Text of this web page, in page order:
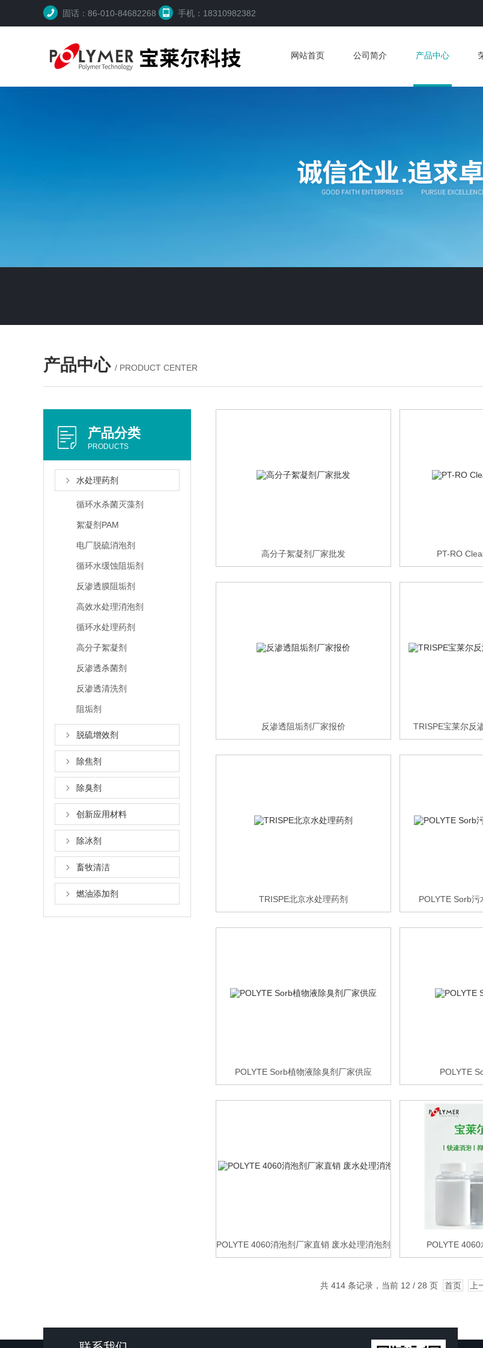
固话：86-010-84682268 手机：18310982382
网站首页 公司简介 产品中心
产品中心 / PRODUCT CENTER
产品分类
PRODUCTS
水处理药剂
循环水杀菌灭藻剂
絮凝剂PAM
电厂脱硫消泡剂
循环水缓蚀阻垢剂
反渗透膜阻垢剂
高效水处理消泡剂
循环水处理药剂
高分子絮凝剂
反渗透杀菌剂
反渗透清洗剂
阻垢剂
脱硫增效剂
除焦剂
除臭剂
创新应用材料
除冰剂
畜牧清洁
燃油添加剂
高分子絮凝剂厂家批发 PT-RO
反渗透阻垢剂厂家报价 TRISPE宝莱尔反
TRISPE北京水处理药剂 POLYTE Sorb
POLYTE Sorb植物液除臭剂厂家供应 POLYTE
POLYTE 4060消泡剂厂家直销 废水处理消泡剂 POLYTE
共 414 条记录，当前 12 / 28 页 首页 上